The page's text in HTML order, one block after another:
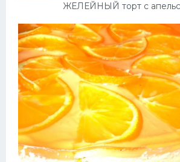
ЖЕЛЕЙНЫЙ торт с